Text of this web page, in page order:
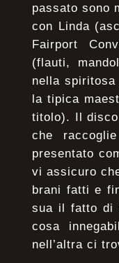
passato sono
con Linda
Fairport
(flauti,
nella spiritosa
la tipica
titolo). Il disco
che
presentato
vi assicuro
brani fatti e
sua il fatto di
cosa
nell’altra ci